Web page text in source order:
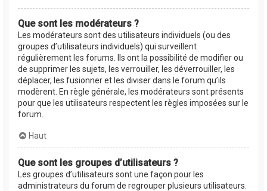
Que sont les modérateurs ?
Les modérateurs sont des utilisateurs individuels (ou des
groupes d’utilisateurs individuels) qui surveillent
régulièrement les forums. Ils ont la possibilité de modifier ou
de supprimer les sujets, les verrouiller, les déverrouiller, les
déplacer, les fusionner et les diviser dans le forum qu’ils
modèrent. En règle générale, les modérateurs sont présents
pour que les utilisateurs respectent les règles imposées sur le
forum.
Haut
Que sont les groupes d’utilisateurs ?
Les groupes d’utilisateurs sont une façon pour les
administrateurs du forum de regrouper plusieurs utilisateurs.